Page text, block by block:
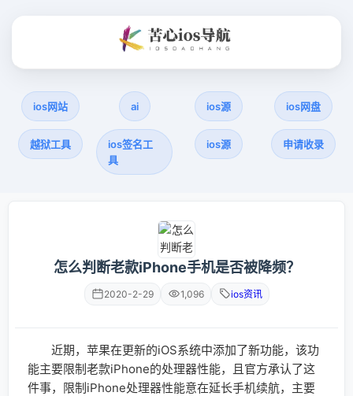
ios网站 ai ios源 ios网盘
越狱工具
ios签名工
具
ios源 申请收录
怎么判断老款iPhone手机是否被降频？
2020-2-29 1,096 ios资讯
近期，苹果在更新的iOS系统中添加了新功能，该功
能主要限制老款iPhone的处理器性能，且官方承认了这
件事，限制iPhone处理器性能意在延长手机续航，主要